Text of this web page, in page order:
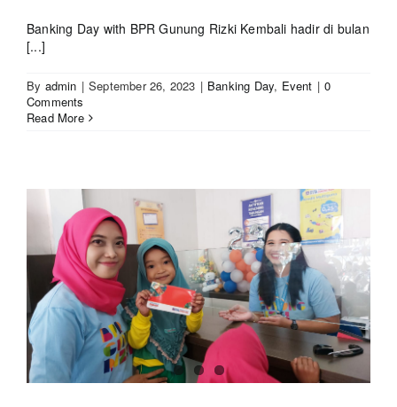
Banking Day with BPR Gunung Rizki Kembali hadir di bulan
[...]
By admin | September 26, 2023 | Banking Day, Event | 0
Comments
Read More